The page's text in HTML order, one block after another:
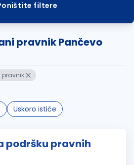
filtere
pravnik Pančevo
pravnik
Uskoro ističe
podršku pravnih